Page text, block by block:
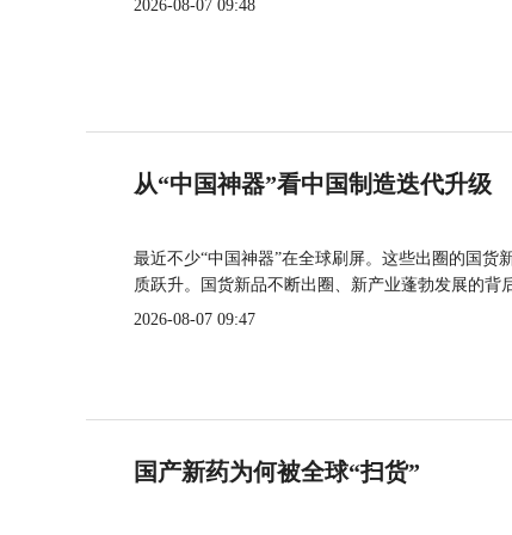
2026-08-07 09:48
从“中国神器”看中国制造迭代升级
最近不少“中国神器”在全球刷屏。这些出圈的国
质跃升。国货新品不断出圈、新产业蓬勃发展的背
2026-08-07 09:47
国产新药为何被全球“扫货”